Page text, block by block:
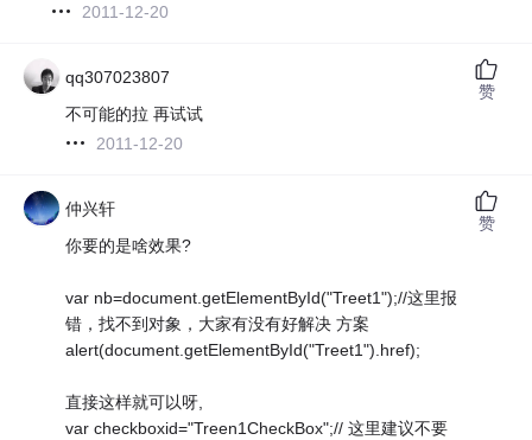
2011-12-20
qq307023807
不可能的拉 再试试
2011-12-20
赞
仲兴轩
你要的是啥效果?
var nb=document.getElementById("Treet1");//这里报
错，找不到对象，大家有没有好解决 方案
alert(document.getElementById("Treet1").href);
直接这样就可以呀,
var checkboxid="Treen1CheckBox";// 这里建议不要
赞